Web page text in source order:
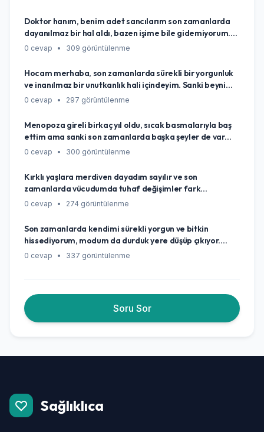
Doktor hanım, benim adet sancılarım son zamanlarda
dayanılmaz bir hal aldı, bazen işime bile gidemiyorum.
Bir de saati şaştı, ne zaman geleceği belli olmuyor.
söylüyorlar, bu durum normal mi, yoksa vücudum bana
bir şey mi anlatmaya çalışıyor?
0 cevap • 309 görüntülenme
Hocam merhaba, son zamanlarda sürekli bir yorgunluk
ve inanılmaz bir unutkanlık hali içindeyim. Sanki beynim
durmuş gibi. Herkes 'strestendir' diyor ama ben eskiden
başka bir şeyler mi anlatmaya çalışıyor? Çok
endişeleniyorum, ne yapmalıyım?
0 cevap • 297 görüntülenme
Menopoza gireli birkaç yıl oldu, sıcak basmalarıyla baş
ettim ama sanki son zamanlarda başka şeyler de var
gibi. Sürekli yorgunluk, uyku düzenimin bozulması, bir de
olabilir mi, yoksa ben mi kuruntu yapıyorum?
0 cevap • 300 görüntülenme
Kırklı yaşlara merdiven dayadım sayılır ve son
zamanlarda vücudumda tuhaf değişimler fark
ediyorum. Özellikle gece terlemeleri, uykuya dalmada
ve bir de nedense adet dönemlerim biraz düzensizleşti.
Eskiden saat gibiydi. Bunlar normal mi, yoksa bir şeylere
dikkat mi etmeliyim?
0 cevap • 274 görüntülenme
Son zamanlarda kendimi sürekli yorgun ve bitkin
hissediyorum, modum da durduk yere düşüp çıkıyor.
Acaba bu durum kadınlık hormonlarımla alakalı olabilir
0 cevap • 337 görüntülenme
Soru Sor
Sağlıklıca